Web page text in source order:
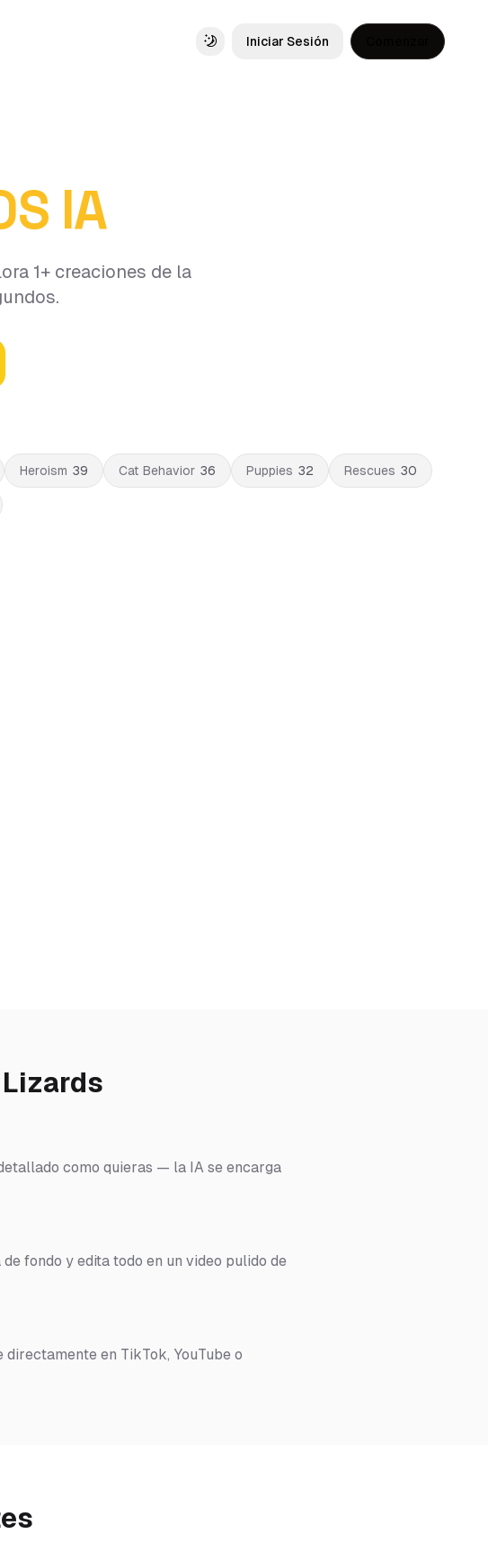
Toggle theme
Iniciar Sesión
IA
1+ creaciones de la
Heroism 39 Cat Behavior 36 Puppies 32 Rescues 30
Lizards
como quieras — la IA se encarga
fondo y edita todo en un video pulido de
en TikTok, YouTube o